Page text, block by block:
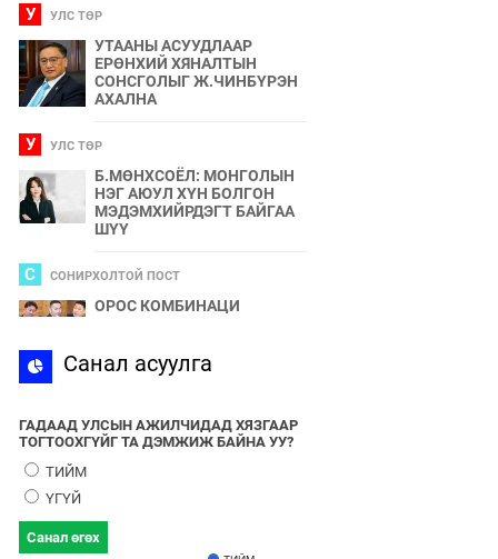
У УЛС ТӨР
УТААНЫ АСУУДЛААР
ЕРӨНХИЙ ХЯНАЛТЫН
СОНСГОЛЫГ Ж.ЧИНБҮРЭН
АХАЛНА
У УЛС ТӨР
Б.МӨНХСОЁЛ: МОНГОЛЫН
НЭГ АЮУЛ ХҮН БОЛГОН
МЭДЭМХИЙРДЭГТ БАЙГАА
ШҮҮ
С СОНИРХОЛТОЙ ПОСТ
ОРОС КОМБИНАЦИ
С СПОРТ
У
БҮЛЭГЛЭЛҮҮДИЙН
ХАМТЫН БҮТЭЭЛ ЮМ
Санал асуулга
ГАДААД УЛСЫН АЖИЛЧИДАД ХЯЗГААР
ТОГТООХГҮЙГ ТА ДЭМЖИЖ БАЙНА УУ?
ТИЙМ
ҮГҮЙ
Санал өгөх